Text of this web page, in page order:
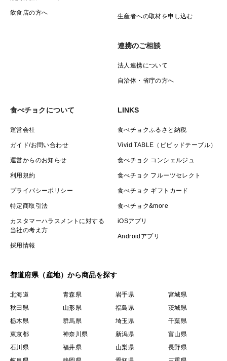
飲食店の方へ 生産者への取材を申し込む
連携のご相談
法人連携について
自治体・省庁の方へ
食べチョクについて
運営会社
ガイド/お問い合わせ
運営からのお知らせ
利用規約
プライバシーポリシー
特定商取引法
カスタマーハラスメントに対する
当社の考え方
採用情報
LINKS
食べチョクふるさと納税
Vivid TABLE（ビビッドテーブル）
食べチョク コンシェルジュ
食べチョク フルーツセレクト
食べチョク ギフトカード
食べチョク&more
iOSアプリ
Androidアプリ
都道府県（産地）から商品を探す
北海道 青森県 岩手県
宮城県
秋田県
山形県 福島県
茨城県
栃木県
群馬県 埼玉県
千葉県
東京都
神奈川県 新潟県
富山県
石川県
福井県 山梨県
長野県